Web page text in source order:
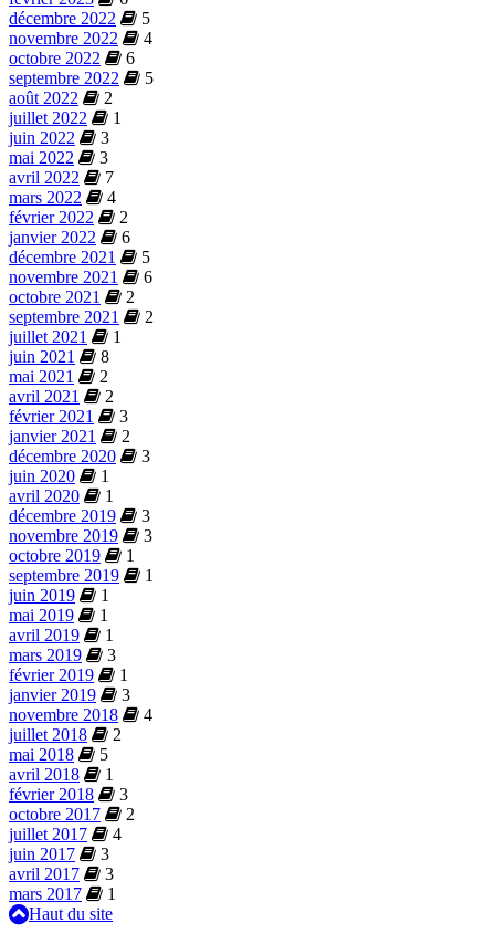
décembre 2022
5
novembre 2022
4
octobre 2022
6
septembre 2022
5
août 2022
2
juillet 2022
1
juin 2022
3
mai 2022
3
avril 2022
7
mars 2022
4
février 2022
2
janvier 2022
6
décembre 2021
5
novembre 2021
6
octobre 2021
2
septembre 2021
2
juillet 2021
1
juin 2021
8
mai 2021
2
avril 2021
2
février 2021
3
janvier 2021
2
décembre 2020
3
juin 2020
1
avril 2020
1
décembre 2019
3
novembre 2019
3
octobre 2019
1
septembre 2019
1
juin 2019
1
mai 2019
1
avril 2019
1
mars 2019
3
février 2019
1
janvier 2019
3
novembre 2018
4
juillet 2018
2
mai 2018
5
avril 2018
1
février 2018
3
octobre 2017
2
juillet 2017
4
juin 2017
3
avril 2017
3
mars 2017
1
Haut du site